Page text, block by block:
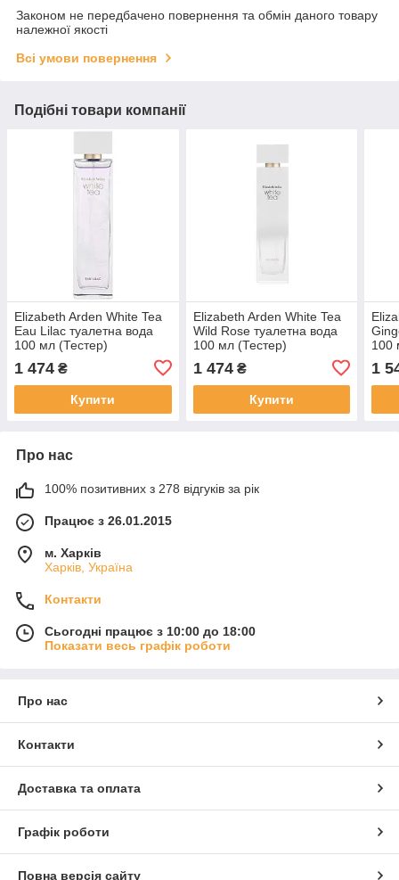
Законом не передбачено повернення та обмін даного товару
належної якості
Всі умови повернення
Подібні товари компанії
Elizabeth Arden White Tea
Eau Lilac туалетна вода
100 мл (Тестер)
1 474 ₴
Купити
Elizabeth Arden White Tea
Wild Rose туалетна вода
100 мл (Тестер)
1 474₴
Купити
100
1
Про нас
100% позитивних з 278 відгуків за рік
Працює з 26.01.2015
м. Харків
Харків, Україна
Контакти
Сьогодні працює з 10:00 до 18:00
Показати весь графік роботи
Про нас
Контакти
Доставка та оплата
Графік роботи
Повна версія сайту